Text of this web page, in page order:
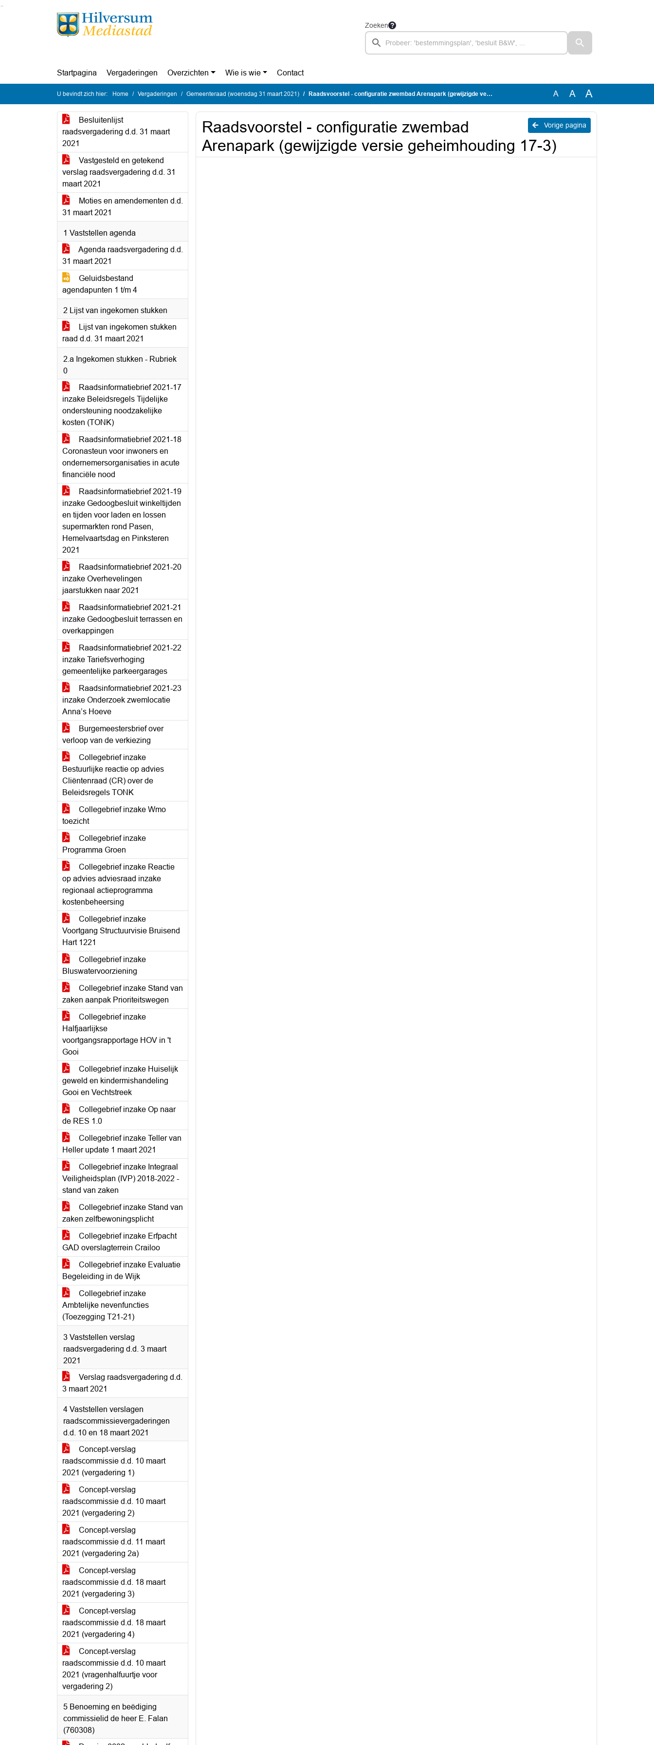
Ga naar de inhoud van deze pagina
Ga naar het zoeken
Ga naar het menu
Zoeken
Startpagina Vergaderingen Overzichten Wie is wie Contact
U bevindt zich hier: Home Vergaderingen Gemeenteraad (woensdag 31 maart 2021) Raadsvoorstel - configuratie zwembad Arenapark (gewijzigde versie geheimhouding 17-3) A A A
Besluitenlijst
raadsvergadering d.d. 31 maart
2021
Vastgesteld en getekend
verslag raadsvergadering d.d. 31
maart 2021
Moties en amendementen d.d.
31 maart 2021
1 Vaststellen agenda
Agenda raadsvergadering d.d.
31 maart 2021
Geluidsbestand
agendapunten 1 t/m 4
2 Lijst van ingekomen stukken
Lijst van ingekomen stukken
raad d.d. 31 maart 2021
2.a Ingekomen stukken - Rubriek
0
Raadsinformatiebrief 2021-17
inzake Beleidsregels Tijdelijke
ondersteuning noodzakelijke
kosten (TONK)
Raadsinformatiebrief 2021-18
Coronasteun voor inwoners en
ondernemersorganisaties in acute
financiële nood
Raadsinformatiebrief 2021-19
inzake Gedoogbesluit winkeltijden
en tijden voor laden en lossen
supermarkten rond Pasen,
Hemelvaartsdag en Pinksteren
2021
Raadsinformatiebrief 2021-20
inzake Overhevelingen
jaarstukken naar 2021
Raadsinformatiebrief 2021-21
inzake Gedoogbesluit terrassen en
overkappingen
Raadsinformatiebrief 2021-22
inzake Tariefsverhoging
gemeentelijke parkeergarages
Raadsinformatiebrief 2021-23
inzake Onderzoek zwemlocatie
Anna’s Hoeve
Burgemeestersbrief over
verloop van de verkiezing
Collegebrief inzake
Bestuurlijke reactie op advies
Cliëntenraad (CR) over de
Beleidsregels TONK
Collegebrief inzake Wmo
toezicht
Collegebrief inzake
Programma Groen
Collegebrief inzake Reactie
op advies adviesraad inzake
regionaal actieprogramma
kostenbeheersing
Collegebrief inzake
Voortgang Structuurvisie Bruisend
Hart 1221
Collegebrief inzake
Bluswatervoorziening
Collegebrief inzake Stand van
zaken aanpak Prioriteitswegen
Collegebrief inzake
Halfjaarlijkse
voortgangsrapportage HOV in 't
Gooi
Collegebrief inzake Huiselijk
geweld en kindermishandeling
Gooi en Vechtstreek
Collegebrief inzake Op naar
de RES 1.0
Collegebrief inzake Teller van
Heller update 1 maart 2021
Collegebrief inzake Integraal
Veiligheidsplan (IVP) 2018-2022 -
stand van zaken
Collegebrief inzake Stand van
zaken zelfbewoningsplicht
Collegebrief inzake Erfpacht
GAD overslagterrein Crailoo
Collegebrief inzake Evaluatie
Begeleiding in de Wijk
Collegebrief inzake
Ambtelijke nevenfuncties
(Toezegging T21-21)
3 Vaststellen verslag
raadsvergadering d.d. 3 maart
2021
Verslag raadsvergadering d.d.
3 maart 2021
4 Vaststellen verslagen
raadscommissievergaderingen
d.d. 10 en 18 maart 2021
Concept-verslag
raadscommissie d.d. 10 maart
2021 (vergadering 1)
Concept-verslag
raadscommissie d.d. 10 maart
2021 (vergadering 2)
Concept-verslag
raadscommissie d.d. 11 maart
2021 (vergadering 2a)
Concept-verslag
raadscommissie d.d. 18 maart
2021 (vergadering 3)
Concept-verslag
raadscommissie d.d. 18 maart
2021 (vergadering 4)
Concept-verslag
raadscommissie d.d. 10 maart
2021 (vragenhalfuurtje voor
vergadering 2)
5 Benoeming en beëdiging
commissielid de heer E. Falan
(760308)
Vorige pagina
Raadsvoorstel - configuratie zwembad
Arenapark (gewijzigde versie geheimhouding 17-3)